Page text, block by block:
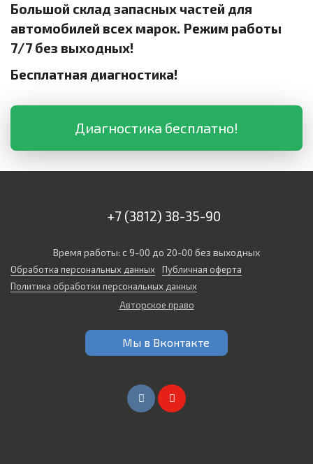
Большой склад запасных частей для
автомобилей всех марок. Режим работы
7/7 без выходных!
Бесплатная диагностика!
Диагностика бесплатно!
+7 (3812) 38-35-90
Время работы: с 9-00 до 20-00 без выходных
Обработка персональных данных
Публичная оферта
Политика обработки персональных данных
Авторское право
Мы в Вконтакте